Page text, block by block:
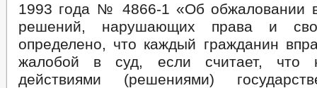
1993 года № 4866-1 «Об обжаловании
решений, нарушающих права и
определено, что каждый гражданин
жалобой в суд, если считает, что
действиями (решениями)